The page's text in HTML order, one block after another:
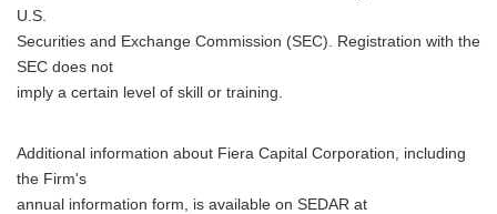
U.S.
Securities and Exchange Commission (SEC). Registration with the
SEC does not
imply a certain level of skill or training.
Additional information about Fiera Capital Corporation, including
the Firm's
annual information form, is available on SEDAR at